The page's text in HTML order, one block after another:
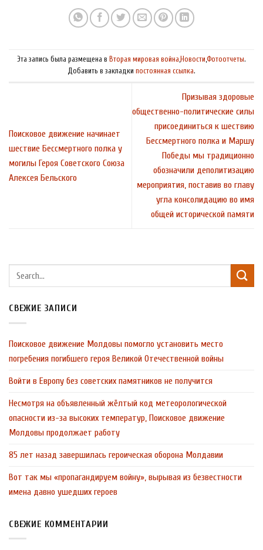
Эта запись была размещена в Вторая мировая война,Новости,Фотоотчеты.
Добавить в закладки постоянная ссылка.
Поисковое движение начинает
шествие Бессмертного полка у
могилы Героя Советского Союза
Алексея Бельского
Призывая здоровые
общественно-политические силы
присоединиться к шествию
Бессмертного полка и Маршу
Победы мы традиционно
обозначили деполитизацию
мероприятия, поставив во главу
угла консолидацию во имя
общей исторической памяти
СВЕЖИЕ ЗАПИСИ
Поисковое движение Молдовы помогло установить место
погребения погибшего героя Великой Отечественной войны
Войти в Европу без советских памятников не получится
Несмотря на объявленный жёлтый код метеорологической
опасности из-за высоких температур, Поисковое движение
Молдовы продолжает работу
85 лет назад завершилась героическая оборона Молдавии
Вот так мы «пропагандируем войну», вырывая из безвестности
имена давно ушедших героев
СВЕЖИЕ КОММЕНТАРИИ